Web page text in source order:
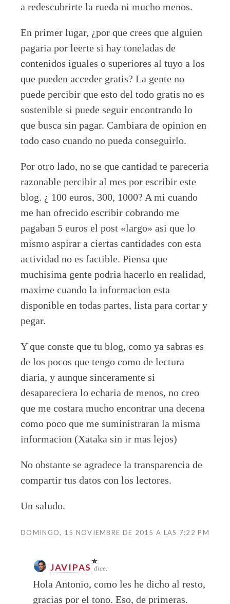
a redescubrirte la rueda ni mucho menos.
En primer lugar, ¿por que crees que alguien
pagaria por leerte si hay toneladas de
contenidos iguales o superiores al tuyo a los
que pueden acceder gratis? La gente no
puede percibir que esto del todo gratis no es
sostenible si puede seguir encontrando lo
que busca sin pagar. Cambiara de opinion en
todo caso cuando no pueda conseguirlo.
Por otro lado, no se que cantidad te pareceria
razonable percibir al mes por escribir este
blog. ¿ 100 euros, 300, 1000? A mi cuando
me han ofrecido escribir cobrando me
pagaban 5 euros el post «largo» asi que lo
mismo aspirar a ciertas cantidades con esta
actividad no es factible. Piensa que
muchisima gente podria hacerlo en realidad,
maxime cuando la informacion esta
disponible en todas partes, lista para cortar y
pegar.
Y que conste que tu blog, como ya sabras es
de los pocos que tengo como de lectura
diaria, y aunque sinceramente si
desapareciera lo echaria de menos, no creo
que me costara mucho encontrar una decena
como poco que me suministraran la misma
informacion (Xataka sin ir mas lejos)
No obstante se agradece la transparencia de
compartir tus datos con los lectores.
Un saludo.
DOMINGO, 15 NOVIEMBRE DE 2015 A LAS 7:22 PM
JAVIPAS dice:
Hola Antonio, como les he dicho al resto,
gracias por el tono. Eso, de primeras.